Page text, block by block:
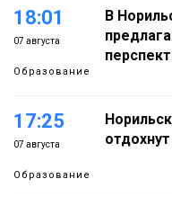
18:01
07 августа
Образование
В
17:25
07 августа
Образование